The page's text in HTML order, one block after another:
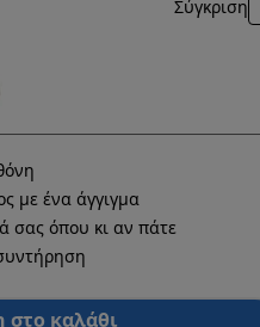
Σύγκριση
με ένα άγγιγμα
σας όπου κι αν πάτε
στο καλάθι